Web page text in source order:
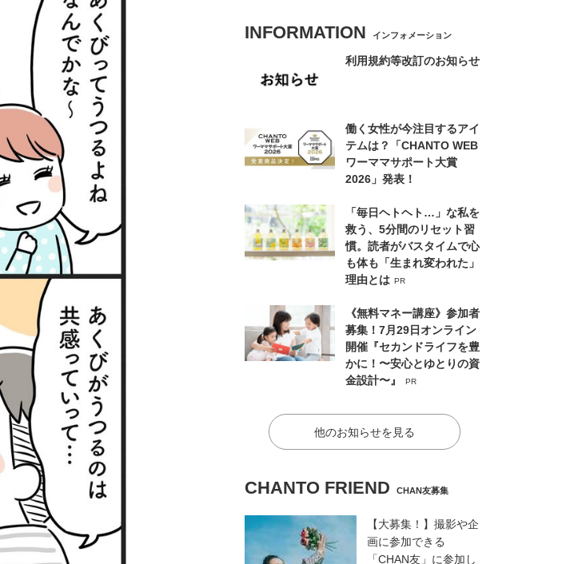
INFORMATION インフォメーション
利用規約等改訂のお知らせ
働く女性が今注目するアイ
テムは？「CHANTO WEB
ワーママサポート大賞
2026」発表！
「毎日ヘトヘト…」な私を
救う、5分間のリセット習
慣。読者がバスタイムで心
も体も「生まれ変われた」
理由とは PR
《無料マネー講座》参加者
募集！7月29日オンライン
開催『セカンドライフを豊
かに！〜安心とゆとりの資
金設計〜』
PR
他のお知らせを見る
CHANTO FRIEND CHAN友募集
【大募集！】撮影や企
画に参加できる
「CHAN友」に参加し